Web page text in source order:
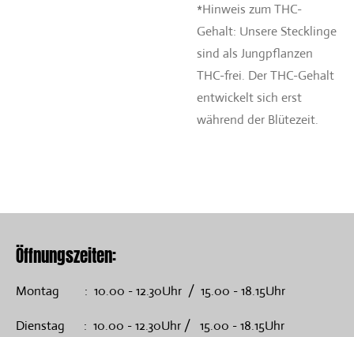
*Hinweis zum THC-
Gehalt: Unsere Stecklinge
sind als Jungpflanzen
THC-frei. Der THC-Gehalt
entwickelt sich erst
während der Blütezeit.
Öffnungszeiten:
Montag : 10.00 - 12.30Uhr / 15.00 - 18.15Uhr
Dienstag : 10.00 - 12.30Uhr / 15.00 - 18.15Uhr